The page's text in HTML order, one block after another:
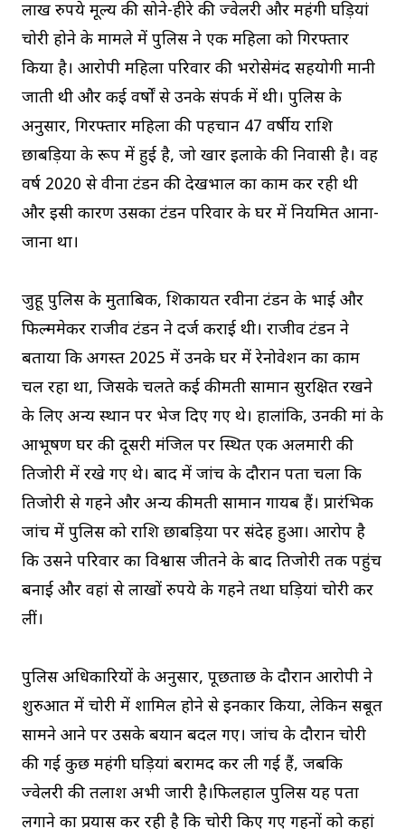
लाख रुपये मूल्य की सोने-हीरे की ज्वेलरी और महंगी घड़ियां
चोरी होने के मामले में पुलिस ने एक महिला को गिरफ्तार
किया है। आरोपी महिला परिवार की भरोसेमंद सहयोगी मानी
जाती थी और कई वर्षों से उनके संपर्क में थी। पुलिस के
अनुसार, गिरफ्तार महिला की पहचान 47 वर्षीय राशि
छाबड़िया के रूप में हुई है, जो खार इलाके की निवासी है। वह
वर्ष 2020 से वीना टंडन की देखभाल का काम कर रही थी
और इसी कारण उसका टंडन परिवार के घर में नियमित आना-
जाना था।
जुहू पुलिस के मुताबिक, शिकायत रवीना टंडन के भाई और
फिल्ममेकर राजीव टंडन ने दर्ज कराई थी। राजीव टंडन ने
बताया कि अगस्त 2025 में उनके घर में रेनोवेशन का काम
चल रहा था, जिसके चलते कई कीमती सामान सुरक्षित रखने
के लिए अन्य स्थान पर भेज दिए गए थे। हालांकि, उनकी मां के
आभूषण घर की दूसरी मंजिल पर स्थित एक अलमारी की
तिजोरी में रखे गए थे। बाद में जांच के दौरान पता चला कि
तिजोरी से गहने और अन्य कीमती सामान गायब हैं। प्रारंभिक
जांच में पुलिस को राशि छाबड़िया पर संदेह हुआ। आरोप है
कि उसने परिवार का विश्वास जीतने के बाद तिजोरी तक पहुंच
बनाई और वहां से लाखों रुपये के गहने तथा घड़ियां चोरी कर
लीं।
पुलिस अधिकारियों के अनुसार, पूछताछ के दौरान आरोपी ने
शुरुआत में चोरी में शामिल होने से इनकार किया, लेकिन सबूत
सामने आने पर उसके बयान बदल गए। जांच के दौरान चोरी
की गई कुछ महंगी घड़ियां बरामद कर ली गई हैं, जबकि
ज्वेलरी की तलाश अभी जारी है।फिलहाल पुलिस यह पता
लगाने का प्रयास कर रही है कि चोरी किए गए गहनों को कहां